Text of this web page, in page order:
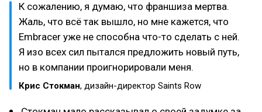
К сожалению, я думаю, что франшиза мертва.
Жаль, что всё так вышло, но мне кажется, что
Embracer уже не способна что-то сделать с ней.
Я изо всех сил пытался предложить новый путь,
но в компании проигнорировали меня.
Крис Стокман, дизайн-директор Saints Row